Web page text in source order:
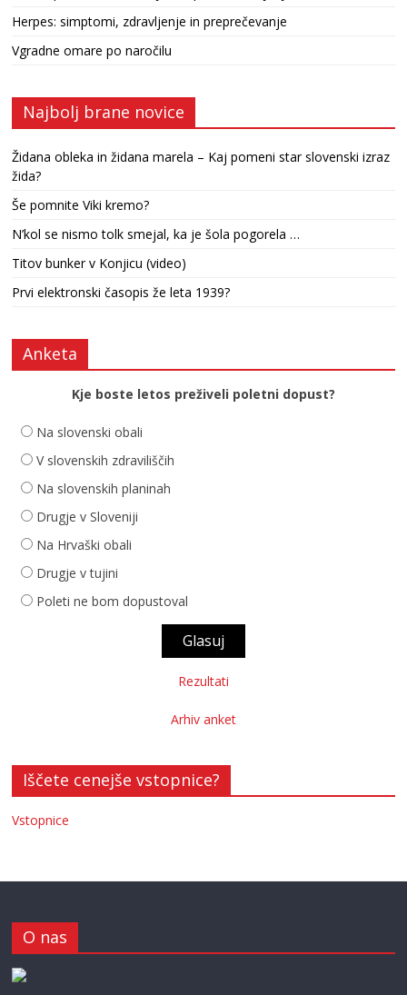
Herpes: simptomi, zdravljenje in preprečevanje
Vgradne omare po naročilu
Najbolj brane novice
Židana obleka in židana marela – Kaj pomeni star slovenski izraz
žida?
Še pomnite Viki kremo?
N’kol se nismo tolk smejal, ka je šola pogorela …
Titov bunker v Konjicu (video)
Prvi elektronski časopis že leta 1939?
Anketa
Kje boste letos preživeli poletni dopust?
Na slovenski obali
V slovenskih zdraviliščih
Na slovenskih planinah
Drugje v Sloveniji
Na Hrvaški obali
Drugje v tujini
Poleti ne bom dopustoval
Rezultati
Arhiv anket
Iščete cenejše vstopnice?
Vstopnice
O nas